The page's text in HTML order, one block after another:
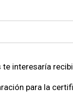
te interesaría
para la